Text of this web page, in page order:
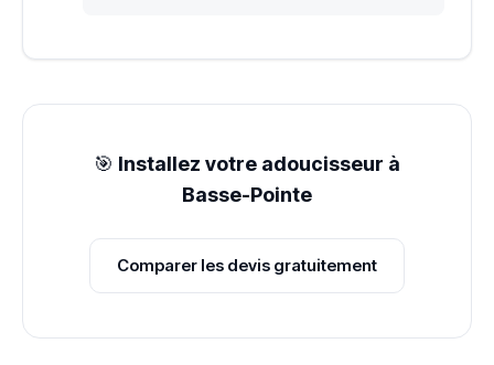
🎯 Installez votre adoucisseur à
Basse-Pointe
Comparer les devis gratuitement